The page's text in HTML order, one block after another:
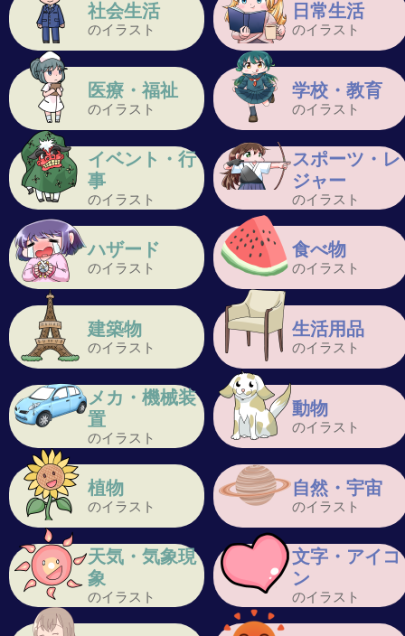
社会生活
のイラスト
日常生活
のイラスト
医療・福祉
のイラスト
学校・教育
のイラスト
イベント・行
事
のイラスト
スポーツ・レ
ジャー
のイラスト
ハザード
のイラスト
食べ物
のイラスト
建築物
のイラスト
生活用品
のイラスト
メカ・機械装
置
のイラスト
動物
のイラスト
植物
のイラスト
自然・宇宙
のイラスト
天気・気象現
象
のイラスト
文字・アイコ
ン
のイラスト